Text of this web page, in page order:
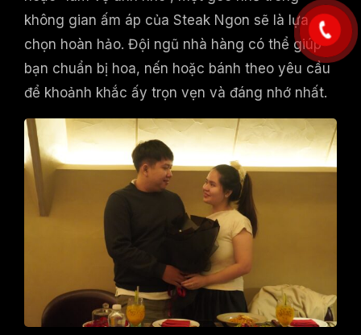
không gian ấm áp của Steak Ngon sẽ là lựa
chọn hoàn hảo. Đội ngũ nhà hàng có thể giúp
bạn chuẩn bị hoa, nến hoặc bánh theo yêu cầu
để khoảnh khắc ấy trọn vẹn và đáng nhớ nhất.